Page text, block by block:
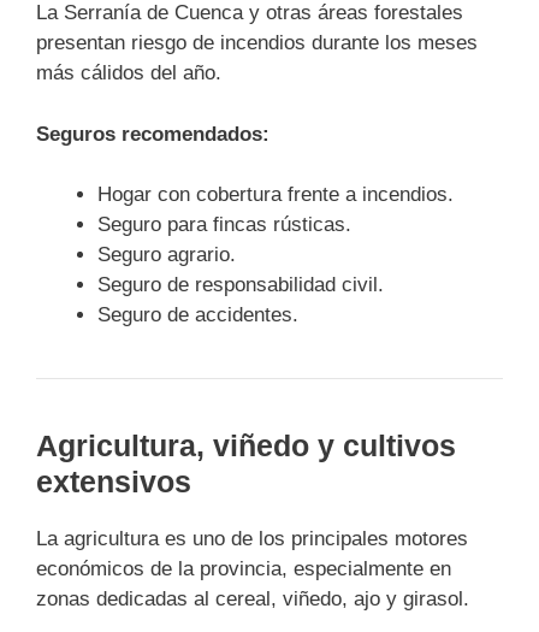
La Serranía de Cuenca y otras áreas forestales
presentan riesgo de incendios durante los meses
más cálidos del año.
Seguros recomendados:
Hogar con cobertura frente a incendios.
Seguro para fincas rústicas.
Seguro agrario.
Seguro de responsabilidad civil.
Seguro de accidentes.
Agricultura, viñedo y cultivos
extensivos
La agricultura es uno de los principales motores
económicos de la provincia, especialmente en
zonas dedicadas al cereal, viñedo, ajo y girasol.